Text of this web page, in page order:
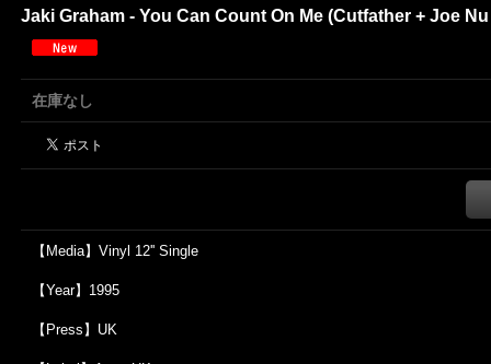
Jaki Graham - You Can Count On Me (Cutfather + Joe
在庫なし
【Media】Vinyl 12'' Single
【Year】1995
【Press】UK